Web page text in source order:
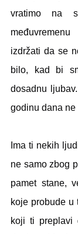
vratimo na
izdržati da se
bilo, kad bi
dosadnu
godinu dana ne
Ima ti nekih
ne samo zbog
pamet stane,
koje probude u
koji ti preplavi